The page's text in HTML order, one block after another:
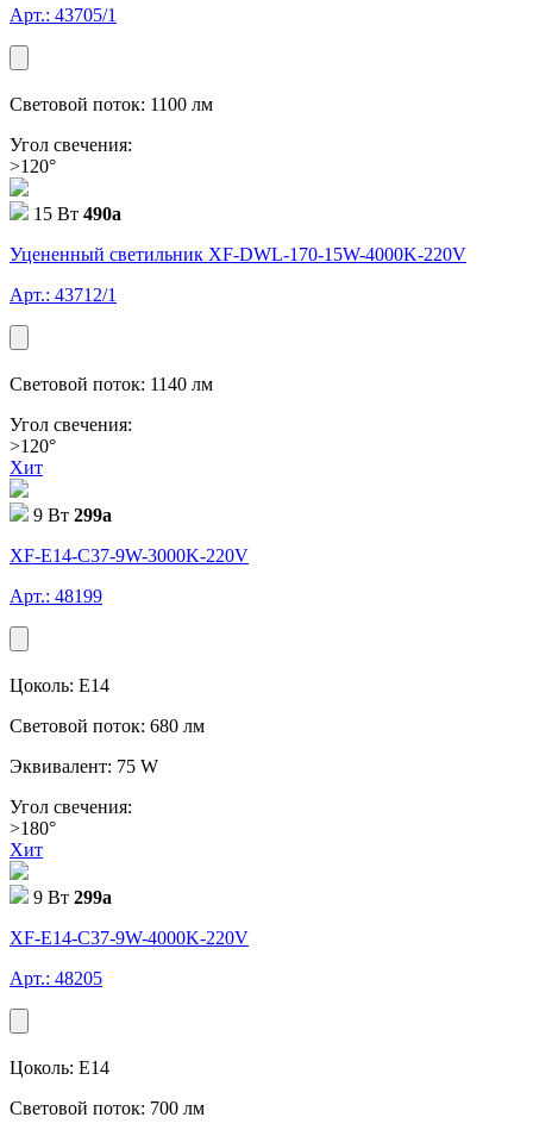
Арт.: 43705/1
Световой поток: 1100 лм
Угол свечения:
>120°
15 Вт 490a
Уцененный светильник XF-DWL-170-15W-4000K-220V
Арт.: 43712/1
Световой поток: 1140 лм
Угол свечения:
>120°
Хит
9 Вт 299a
XF-E14-C37-9W-3000K-220V
Арт.: 48199
Цоколь: E14
Световой поток: 680 лм
Эквивалент: 75 W
Угол свечения:
>180°
Хит
9 Вт 299a
XF-E14-C37-9W-4000K-220V
Арт.: 48205
Цоколь: E14
Световой поток: 700 лм